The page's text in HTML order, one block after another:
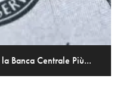
Banca Centrale Più...